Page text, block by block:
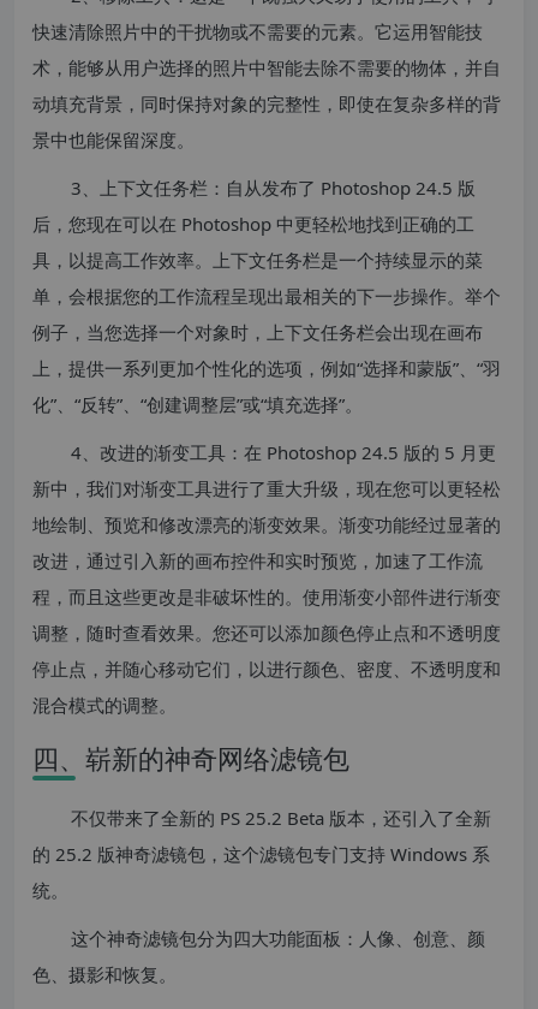
快速清除照片中的干扰物或不需要的元素。它运用智能技
术，能够从用户选择的照片中智能去除不需要的物体，并自
动填充背景，同时保持对象的完整性，即使在复杂多样的背
景中也能保留深度。
3、上下文任务栏：自从发布了 Photoshop 24.5 版
后，您现在可以在 Photoshop 中更轻松地找到正确的工
具，以提高工作效率。上下文任务栏是一个持续显示的菜
单，会根据您的工作流程呈现出最相关的下一步操作。举个
例子，当您选择一个对象时，上下文任务栏会出现在画布
上，提供一系列更加个性化的选项，例如“选择和蒙版”、“羽
化”、“反转”、“创建调整层”或“填充选择”。
4、改进的渐变工具：在 Photoshop 24.5 版的 5 月更
新中，我们对渐变工具进行了重大升级，现在您可以更轻松
地绘制、预览和修改漂亮的渐变效果。渐变功能经过显著的
改进，通过引入新的画布控件和实时预览，加速了工作流
程，而且这些更改是非破坏性的。使用渐变小部件进行渐变
调整，随时查看效果。您还可以添加颜色停止点和不透明度
停止点，并随心移动它们，以进行颜色、密度、不透明度和
混合模式的调整。
四、崭新的神奇网络滤镜包
不仅带来了全新的 PS 25.2 Beta 版本，还引入了全新
的 25.2 版神奇滤镜包，这个滤镜包专门支持 Windows 系
统。
这个神奇滤镜包分为四大功能面板：人像、创意、颜
色、摄影和恢复。